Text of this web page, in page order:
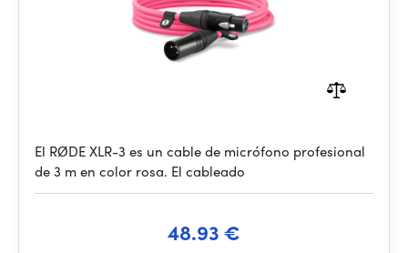
El RØDE XLR-3 es un cable de micrófono profesional
de 3 m en color rosa. El cableado
48.93 €